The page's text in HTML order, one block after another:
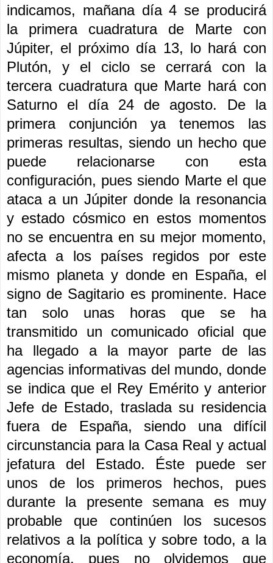
indicamos, mañana día 4 se producirá
la primera cuadratura de Marte con
Júpiter, el próximo día 13, lo hará con
Plutón, y el ciclo se cerrará con la
tercera cuadratura que Marte hará con
Saturno el día 24 de agosto. De la
primera conjunción ya tenemos las
primeras resultas, siendo un hecho que
puede relacionarse con esta
configuración, pues siendo Marte el que
ataca a un Júpiter donde la resonancia
y estado cósmico en estos momentos
no se encuentra en su mejor momento,
afecta a los países regidos por este
mismo planeta y donde en España, el
signo de Sagitario es prominente. Hace
tan solo unas horas que se ha
transmitido un comunicado oficial que
ha llegado a la mayor parte de las
agencias informativas del mundo, donde
se indica que el Rey Emérito y anterior
Jefe de Estado, traslada su residencia
fuera de España, siendo una difícil
circunstancia para la Casa Real y actual
jefatura del Estado. Éste puede ser
unos de los primeros hechos, pues
durante la presente semana es muy
probable que continúen los sucesos
relativos a la política y sobre todo, a la
economía, pues no olvidemos que